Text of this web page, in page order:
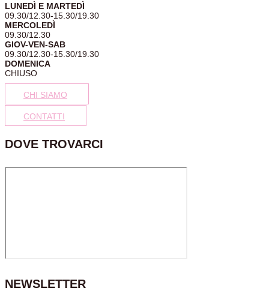
LUNEDÌ E MARTEDÌ
09.30/12.30-15.30/19.30
MERCOLEDÌ
09.30/12.30
GIOV-VEN-SAB
09.30/12.30-15.30/19.30
DOMENICA
CHIUSO
CHI SIAMO
CONTATTI
DOVE TROVARCI
NEWSLETTER